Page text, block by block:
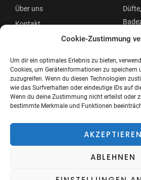
Cookie-Zustimmung
Um dir ein optimales Erlebnis zu bieten,
Cookies, um Geräteinformationen zu speichern
zuzugreifen. Wenn du diesen Technologien
wie das Surfverhalten oder eindeutige IDs auf
Wenn du deine Zustimmung nicht erteilst oder
bestimmte Merkmale und Funktionen
AKZEPTIEREN
ABLEHNEN
Über uns
Kontakt
Menü